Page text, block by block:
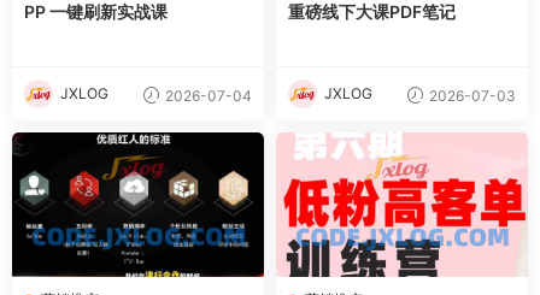
PP 一键刷新实战课
JXLOG 2026-07-04
重磅线下大课PDF笔记
JXLOG 2026-07-03